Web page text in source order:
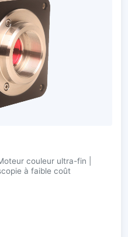
couleur ultra-fin |
à faible coût